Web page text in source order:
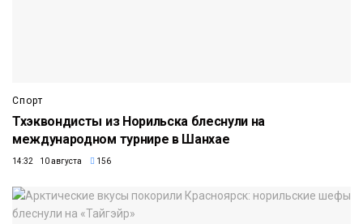
Спорт
Тхэквондисты из Норильска блеснули на
международном турнире в Шанхае
14:32 10 августа 156